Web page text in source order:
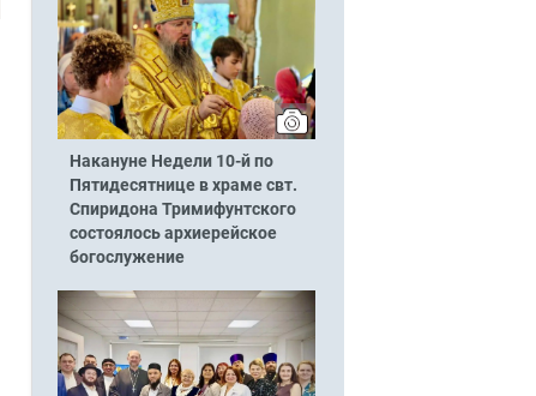
Накануне Недели 10-й по
Пятидесятнице в храме свт.
Спиридона Тримифунтского
состоялось архиерейское
богослужение